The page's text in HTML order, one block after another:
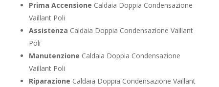
Prima Accensione Caldaia Doppia Condensazione
Vaillant Poli
Assistenza Caldaia Doppia Condensazione Vaillant
Poli
Manutenzione Caldaia Doppia Condensazione
Vaillant Poli
Riparazione Caldaia Doppia Condensazione Vaillant